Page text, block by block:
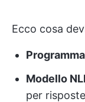
Ecco cosa
Modello
per